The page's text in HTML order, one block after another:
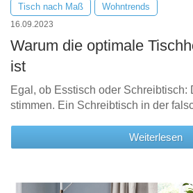
Tisch nach Maß Wohntrends
16.09.2023
Warum die optimale
ist
Egal, ob Esstisch oder Schreibtisch:
stimmen. Ein Schreibtisch in der
Weiterlesen